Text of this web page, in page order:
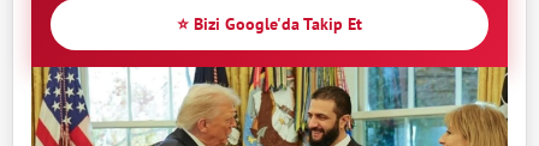
⭐ Bizi Google'da Takip Et